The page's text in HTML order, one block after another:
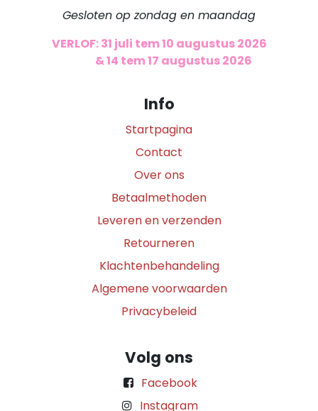
Gesloten op zondag en maandag
VERLOF: 31 juli tem 10 augustus 2026
& 14 tem 17 augustus 2026
Info
Startpagina
Contact
Over ons
Betaalmethoden
Leveren en verzenden
Retourneren
Klachtenbehandeling
Algemene voorwaarden
Privacybeleid
Volg ons
Facebook
Instagram